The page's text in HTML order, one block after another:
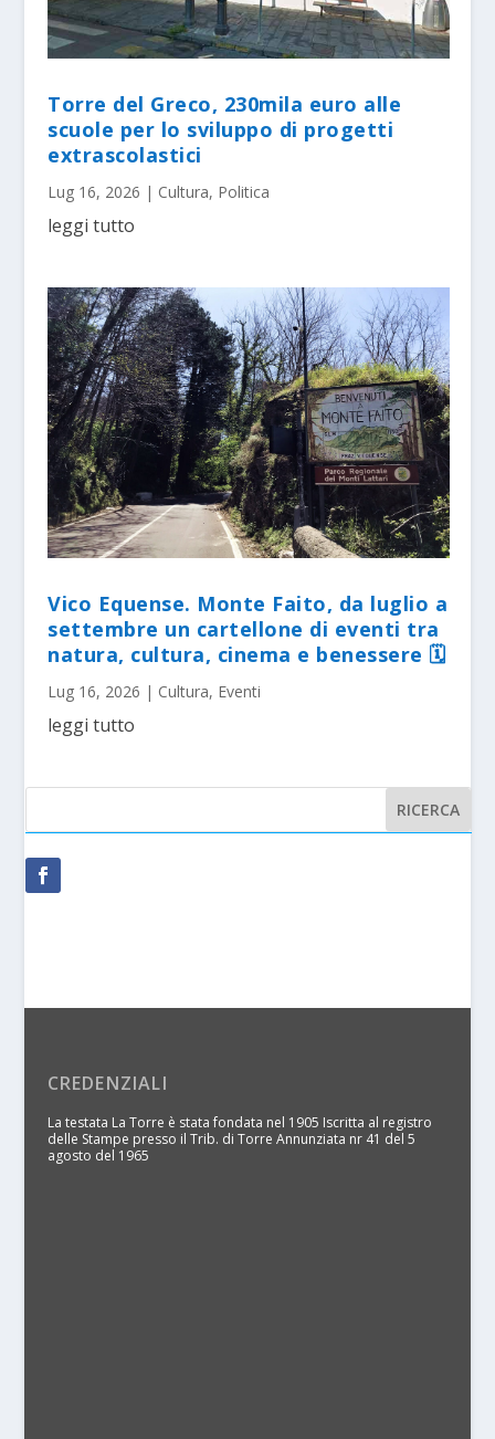
Torre del Greco, 230mila euro alle
scuole per lo sviluppo di progetti
extrascolastici
Lug 16, 2026 | Cultura, Politica
leggi tutto
Vico Equense. Monte Faito, da luglio a
settembre un cartellone di eventi tra
natura, cultura, cinema e benessere 🗓
Lug 16, 2026 | Cultura, Eventi
leggi tutto
CREDENZIALI
La testata La Torre è stata fondata nel 1905 Iscritta al registro
delle Stampe presso il Trib. di Torre Annunziata nr 41 del 5
agosto del 1965